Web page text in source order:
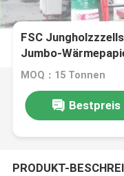
FSC
Jumbo-
Rolle/Druck/Etikett
MOQ：15 Tonnen
Bestpreis
PRODUKT-